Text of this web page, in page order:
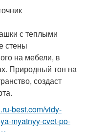
с теплыми
стены
на мебели, в
Природный тон на
создаст
best.com/vidy-
myatnyy-cvet-po-